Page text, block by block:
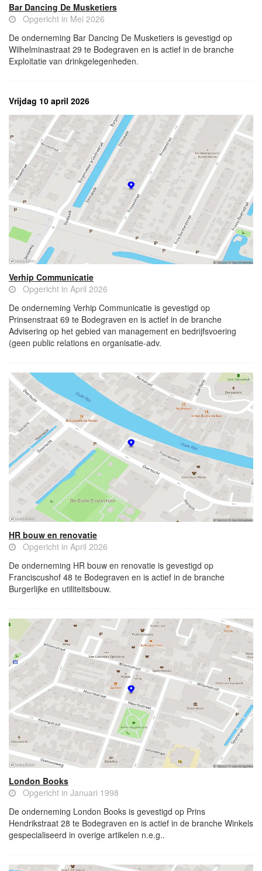
Bar Dancing De Musketiers
Opgericht in Mei 2026
De onderneming Bar Dancing De Musketiers is gevestigd op
Wilhelminastraat 29 te Bodegraven en is actief in de branche
Exploitatie van drinkgelegenheden.
Vrijdag 10 april 2026
Verhip Communicatie
Opgericht in April 2026
De onderneming Verhip Communicatie is gevestigd op
Prinsenstraat 69 te Bodegraven en is actief in de branche
Advisering op het gebied van management en bedrijfsvoering
(geen public relations en organisatie-adv.
HR bouw en renovatie
Opgericht in April 2026
De onderneming HR bouw en renovatie is gevestigd op
Franciscushof 48 te Bodegraven en is actief in de branche
Burgerlijke en utiliteitsbouw.
London Books
Opgericht in Januari 1998
De onderneming London Books is gevestigd op Prins
Hendrikstraat 28 te Bodegraven en is actief in de branche Winkels
gespecialiseerd in overige artikelen n.e.g..